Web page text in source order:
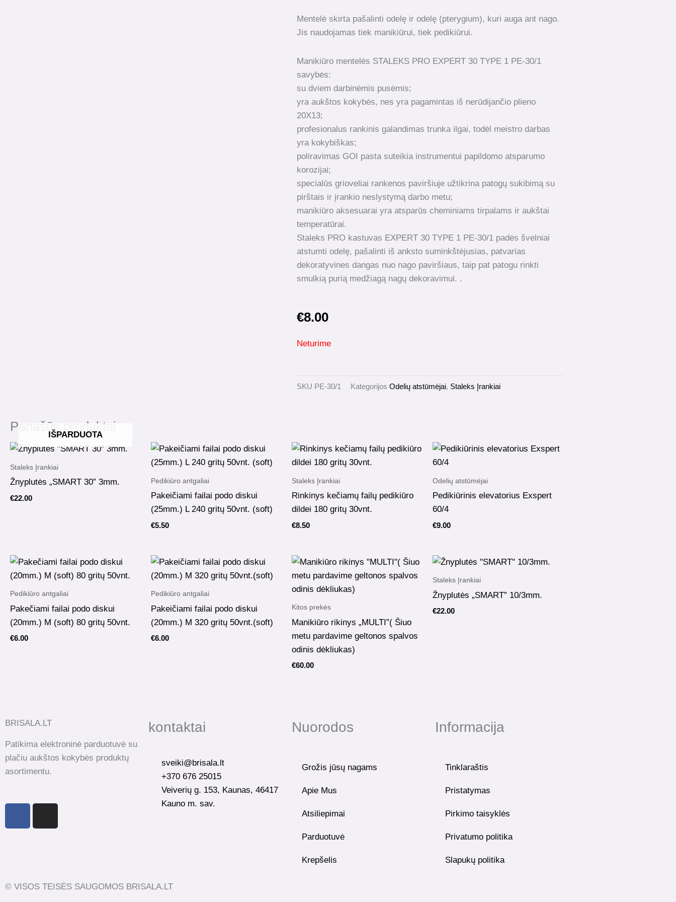
Mentelė skirta pašalinti odelę ir odelę (pterygium), kuri auga ant nago.
Jis naudojamas tiek manikiūrui, tiek pedikiūrui.
Manikiūro mentelės STALEKS PRO EXPERT 30 TYPE 1 PE-30/1
savybės:
su dviem darbinėmis pusėmis;
yra aukštos kokybės, nes yra pagamintas iš nerūdijančio plieno
20X13;
profesionalus rankinis galandimas trunka ilgai, todėl meistro darbas
yra kokybiškas;
poliravimas GOI pasta suteikia instrumentui papildomo atsparumo
korozijai;
specialūs grioveliai rankenos paviršiuje užtikrina patogų sukibimą su
pirštais ir įrankio neslystymą darbo metu;
manikiūro aksesuarai yra atsparūs cheminiams tirpalams ir aukštai
temperatūrai.
Staleks PRO kastuvas EXPERT 30 TYPE 1 PE-30/1 padės švelniai
atstumti odelę, pašalinti iš anksto suminkštėjusias, patvarias
dekoratyvines dangas nuo nago paviršiaus, taip pat patogu rinkti
smulkią purią medžiagą nagų dekoravimui. .
€8.00
Neturime
SKU PE-30/1 Kategorijos Odelių atstūmėjai, Staleks Įrankiai
Panašūs produktai
IŠPARDUOTA
Staleks Įrankiai
Žnyplutės „SMART 30” 3mm.
€22.00
Pedikiūro antgaliai
Pakeičiami failai podo diskui
(25mm.) L 240 gritų 50vnt. (soft)
€5.50
Staleks Įrankiai
Rinkinys kečiamų failų pedikiūro
dildei 180 gritų 30vnt.
€8.50
Odelių atstūmėjai
Pedikiūrinis elevatorius Exspert
60/4
€9.00
Pedikiūro antgaliai
Pakečiami failai podo diskui
(20mm.) M (soft) 80 gritų 50vnt.
€6.00
Pedikiūro antgaliai
Pakeičiami failai podo diskui
(20mm.) M 320 gritų 50vnt.(soft)
€6.00
Kitos prekės
Manikiūro rikinys „MULTI”( Šiuo
metu pardavime geltonos spalvos
odinis dėkliukas)
€60.00
Staleks Įrankiai
Žnyplutės „SMART” 10/3mm.
€22.00
BRISALA.LT
Patikima elektroninė parduotuvė su
plačiu aukštos kokybės produktų
asortimentu.
o
r
kontaktai
sveiki@brisala.lt
+370 676 25015
Veiverių g. 153, Kaunas, 46417
Kauno m. sav.
Nuorodos
Grožis jūsų nagams
Apie Mus
Atsiliepimai
Parduotuvė
Krepšelis
Informacija
Tinklaraštis
Pristatymas
Pirkimo taisyklės
Privatumo politika
Slapukų politika
© VISOS TEISĖS SAUGOMOS BRISALA.LT